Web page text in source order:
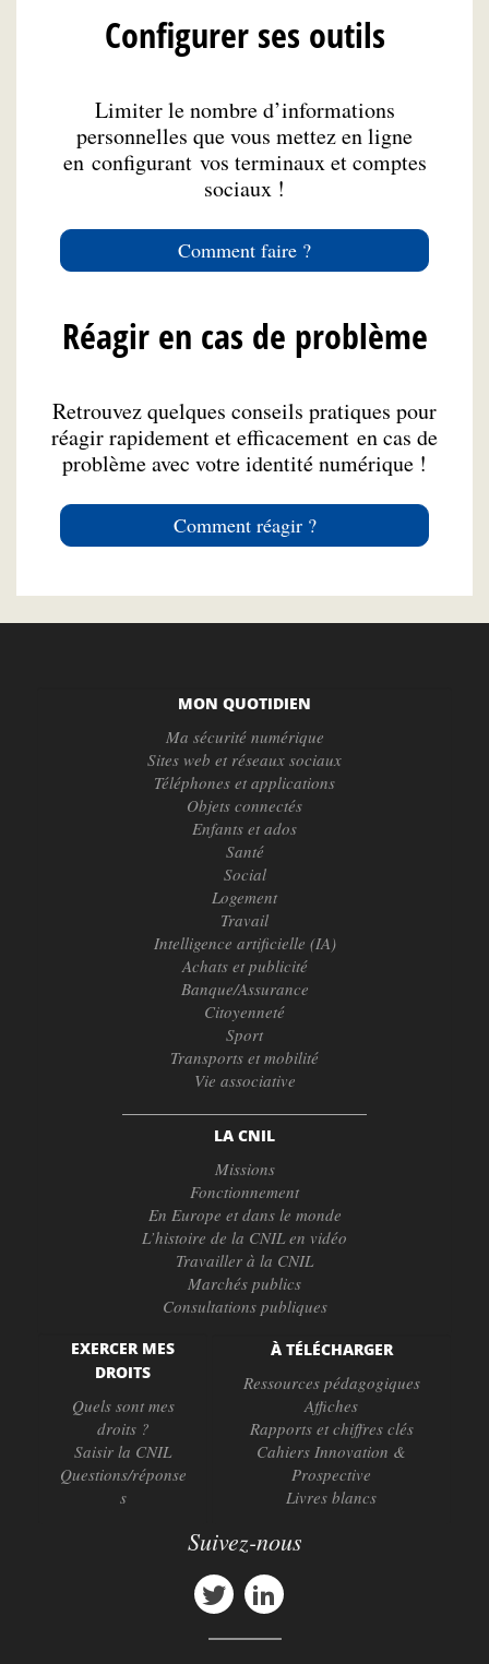
Configurer ses outils
Limiter le nombre d’informations
personnelles que vous mettez en ligne
en configurant vos terminaux et comptes
sociaux !
Comment faire ?
Réagir en cas de problème
Retrouvez quelques conseils pratiques pour
réagir rapidement et efficacement en cas de
problème avec votre identité numérique !
Comment réagir ?
MON QUOTIDIEN
Ma sécurité numérique
Sites web et réseaux sociaux
Téléphones et applications
Objets connectés
Enfants et ados
Santé
Social
Logement
Travail
Intelligence artificielle (IA)
Achats et publicité
Banque/Assurance
Citoyenneté
Sport
Transports et mobilité
Vie associative
LA CNIL
Missions
Fonctionnement
En Europe et dans le monde
L’histoire de la CNIL en vidéo
Travailler à la CNIL
Marchés publics
Consultations publiques
EXERCER MES
DROITS
Quels sont mes
droits ?
Saisir la CNIL
Questions/réponse
s
À TÉLÉCHARGER
Ressources pédagogiques
Affiches
Rapports et chiffres clés
Cahiers Innovation &
Prospective
Livres blancs
Suivez-nous